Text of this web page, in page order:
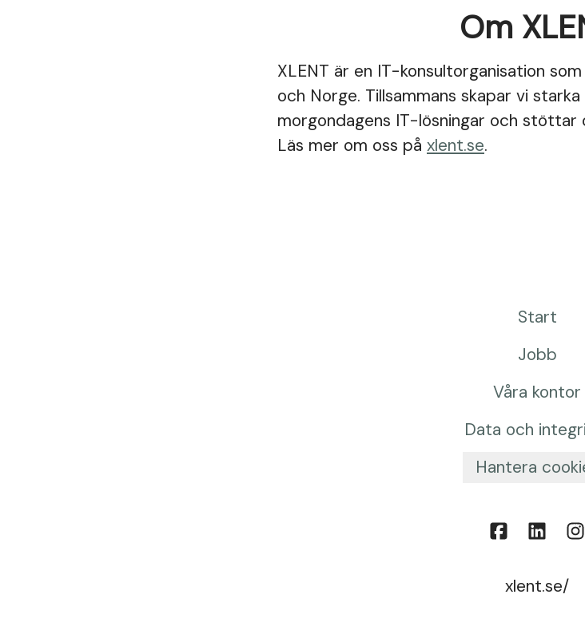
Om
XLENT är en IT-konsultorganisation
och Norge. Tillsammans skapar vi
morgondagens IT-lösningar och stöttar
Läs mer om oss på xlent.se.
Start
Jobb
Våra kontor
Data och
Hantera
xlent.se/